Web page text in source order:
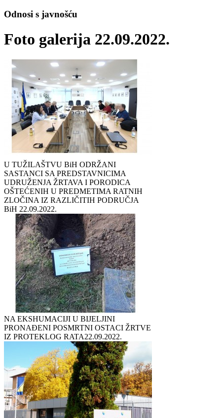
Odnosi s javnošću
Foto galerija 22.09.2022.
U TUŽILAŠTVU BiH ODRŽANI
SASTANCI SA PREDSTAVNICIMA
UDRUŽENJA ŽRTAVA I PORODICA
OŠTEĆENIH U PREDMETIMA RATNIH
ZLOČINA IZ RAZLIČITIH PODRUČJA
BiH 22.09.2022.
NA EKSHUMACIJI U BIJELJINI
PRONAĐENI POSMRTNI OSTACI ŽRTVE
IZ PROTEKLOG RATA22.09.2022.